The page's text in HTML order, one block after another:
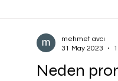
Neden
mehmet avcı
31 May 2023